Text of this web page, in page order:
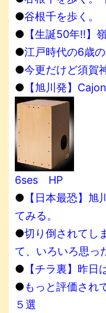
●谷根千を歩く。
● 【生誕50年!!】
●江戸時代の6歳
●今更だけど須賀
● 【旭川発】
6ses HP
● 【日本最恐】
てみる。
●切り倒されてし
て、いろいろ思っ
● 【チラ裏】昨日
●もっと評価され
５選